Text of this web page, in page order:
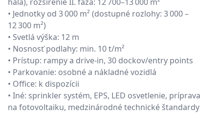
• Jednotky od 3 000 m² (dostupné rozlohy: 3 000 –
12 300 m²)
• Svetlá výška: 12 m
• Nosnosť podlahy: min. 10 t/m²
• Prístup: rampy a drive-in, 30 dockov/entry points
• Parkovanie: osobné a nákladné vozidlá
• Office: k dispozícii
• Iné: sprinkler systém, EPS, LED osvetlenie, príprava
na fotovoltaiku, medzinárodné technické štandardy